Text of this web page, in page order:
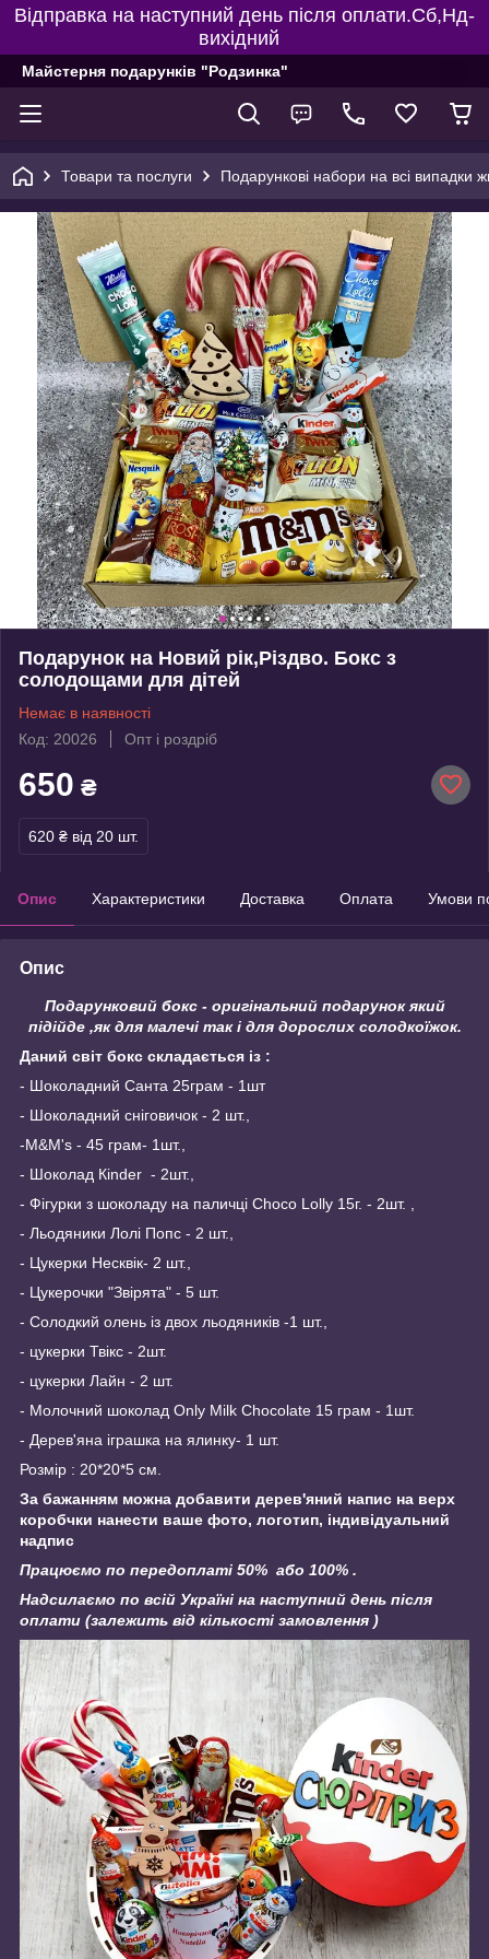
Відправка на наступний день після оплати.Сб,Нд-
вихідний
Майстерня подарунків "Родзинка"
Товари та послуги Подарункові набори на всі випадки
Подарунок на Новий рік,Різдво. Бокс з
солодощами для дітей
Немає в наявності
Код: 20026
Опт і роздріб
650 ₴
620 ₴ від 20 шт.
Опис Характеристики Доставка Оплата Умови
Опис
Подарунковий бокс - оригінальний подарунок який
підійде ,як для малечі так і для дорослих солодкоїжок.
Даний світ бокс складається із :
- Шоколадний Санта 25грам - 1шт
- Шоколадний сніговичок - 2 шт.,
-M&M's - 45 грам- 1шт.,
- Шоколад Кinder - 2шт.,
- Фігурки з шоколаду на паличці Choco Lolly 15г. - 2шт. ,
- Льодяники Лолі Попс - 2 шт.,
- Цукерки Несквік- 2 шт.,
- Цукерочки "Звірята" - 5 шт.
- Солодкий олень із двох льодяників -1 шт.,
- цукерки Твікс - 2шт.
- цукерки Лайн - 2 шт.
- Молочний шоколад Only Milk Chocolate 15 грам - 1шт.
- Дерев'яна іграшка на ялинку- 1 шт.
Розмір : 20*20*5 см.
За бажанням можна добавити дерев'яний напис на верх
коробчки нанести ваше фото, логотип, індивідуальний
надпис
Працюємо по передоплаті 50% або 100% .
Надсилаємо по всій Україні на наступний день після
оплати (залежить від кількості замовлення )